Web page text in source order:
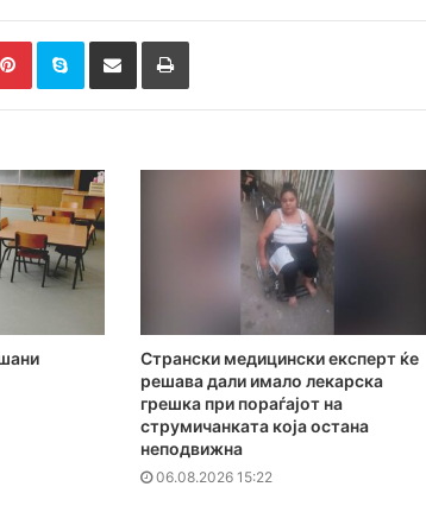
PinterestSkype Сподели преку Е-маил Испринтај
Странски медицински експерт ќе
решава дали имало лекарска
грешка при пораѓајот на
струмичанката која остана
неподвижна
06.08.2026 15:22